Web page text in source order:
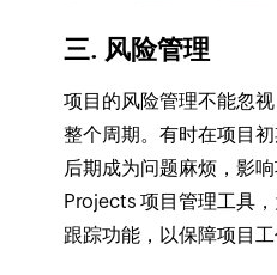
三. 风险管理
项目的风险管理不能忽
整个周期。有时在项目
后期成为问题麻烦，影
Projects 项目管理工具
跟踪功能，以保障项目工